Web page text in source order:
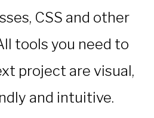
CSS and other
tools you need to
project are visual,
and intuitive.